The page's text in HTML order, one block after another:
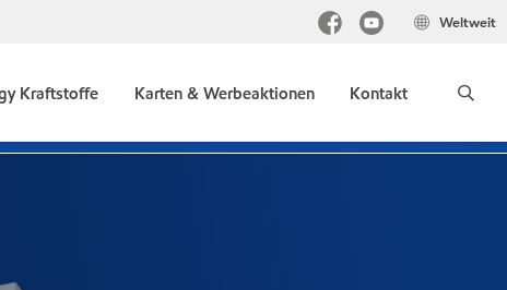
Weltweit
Kraftstoffe Karten & Werbeaktionen Kontakt